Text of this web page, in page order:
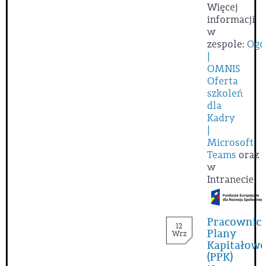
Więcej
informacji
w
zespole:
|
OMNIS
Oferta
szkoleń
dla
Kadry
|
Microsoft
Teams oraz
w
Intranecie.
12
Wrz Plany
(PPK)